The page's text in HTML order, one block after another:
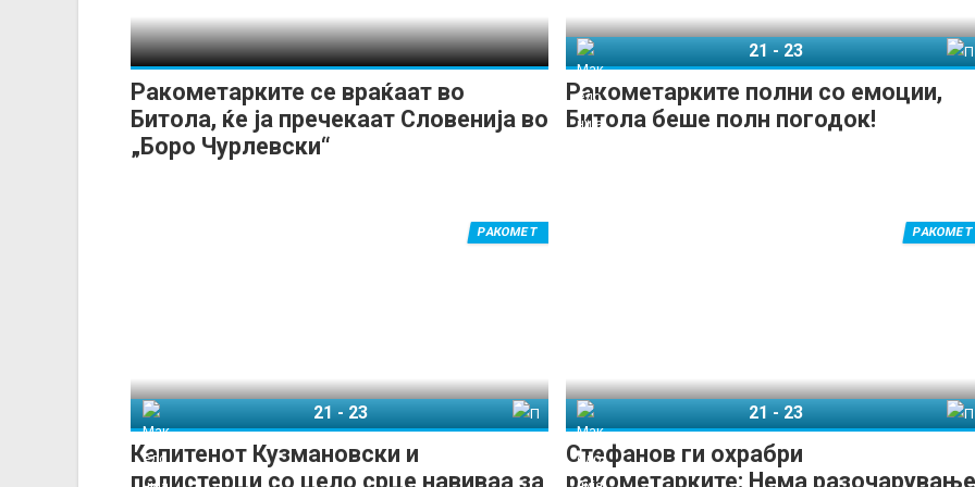
Ракометарките се враќаат во
Битола, ќе ја пречекаат Словенија во
„Боро Чурлевски“
Ракометарките полни со емоции,
Битола беше полн погодок!
21-23
Капитенот Кузмановски и
пелистерци со цело срце навиваа за
РАКОМЕТ
21-23
Стефанов ги охрабри
ракометарките: Нема
РАКОМЕТ
21-23